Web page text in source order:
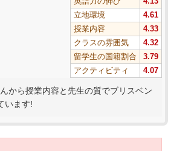
立地環境
4.61
授業内容
4.33
クラスの雰囲気
4.32
留学生の国籍割合
3.79
アクティビティ
4.07
から授業内容と先生の質でブリスベン
います!